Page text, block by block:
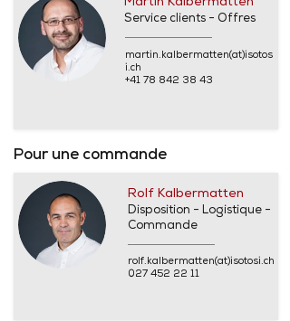
Service clients - Offres
martin.kalbermatten(at)isotos
i.ch
+41 78 842 38 43
Pour une commande
Rolf Kalbermatten
Disposition - Logistique -
Commande
rolf.kalbermatten(at)isotosi.ch
027 452 22 11